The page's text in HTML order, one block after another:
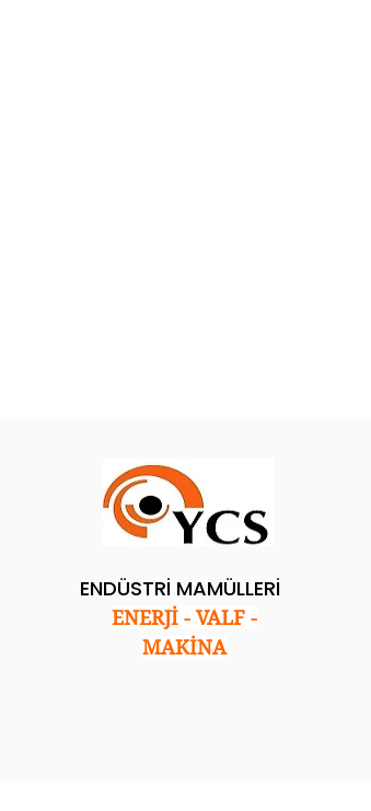
ENDÜSTRİ MAMÜLLERİ
ENERJİ - VALF -
MAKİNA